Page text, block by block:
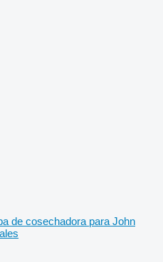
de cosechadora para John